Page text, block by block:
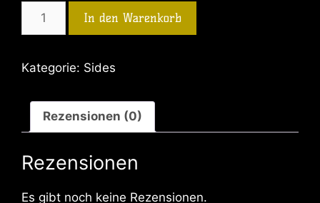
In den Warenkorb
Kategorie: Sides
Rezensionen (0)
Rezensionen
Es gibt noch keine Rezensionen.